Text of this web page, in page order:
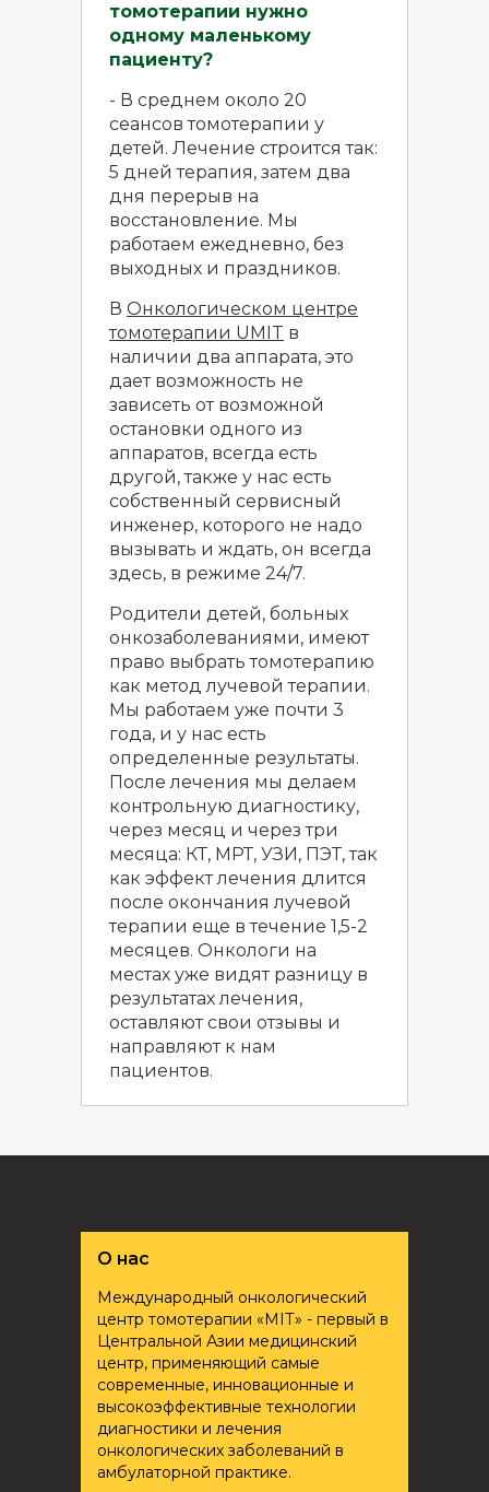
томотерапии нужно
одному маленькому
пациенту?
- В среднем около 20
сеансов томотерапии у
детей. Лечение строится так:
5 дней терапия, затем два
дня перерыв на
восстановление. Мы
работаем ежедневно, без
выходных и праздников.
В Онкологическом центре
томотерапии UMIT в
наличии два аппарата, это
дает возможность не
зависеть от возможной
остановки одного из
аппаратов, всегда есть
другой, также у нас есть
собственный сервисный
инженер, которого не надо
вызывать и ждать, он всегда
здесь, в режиме 24/7.
Родители детей, больных
онкозаболеваниями, имеют
право выбрать томотерапию
как метод лучевой терапии.
Мы работаем уже почти 3
года, и у нас есть
определенные результаты.
После лечения мы делаем
контрольную диагностику,
через месяц и через три
месяца: КТ, МРТ, УЗИ, ПЭТ, так
как эффект лечения длится
после окончания лучевой
терапии еще в течение 1,5-2
месяцев. Онкологи на
местах уже видят разницу в
результатах лечения,
оставляют свои отзывы и
направляют к нам
пациентов.
О нас
Международный онкологический
центр томотерапии «ҮМІТ» - первый в
Центральной Азии медицинский
центр, применяющий самые
современные, инновационные и
высокоэффективные технологии
диагностики и лечения
онкологических заболеваний в
амбулаторной практике.